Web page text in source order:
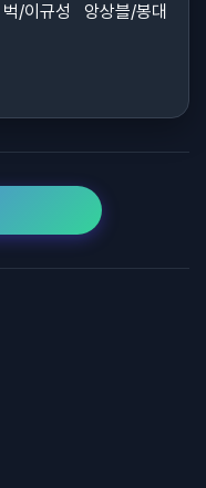
/이규성 앙상블/봉대